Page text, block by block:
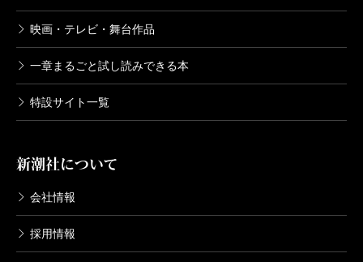
映画・テレビ・舞台作品
一章まるごと試し読みできる本
特設サイト一覧
新潮社について
会社情報
採用情報